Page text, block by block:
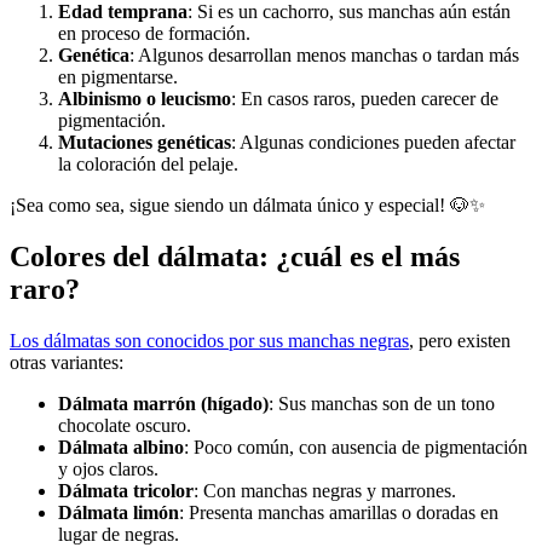
Edad temprana: Si es un cachorro, sus manchas aún están
en proceso de formación.
Genética: Algunos desarrollan menos manchas o tardan más
en pigmentarse.
Albinismo o leucismo: En casos raros, pueden carecer de
pigmentación.
Mutaciones genéticas: Algunas condiciones pueden afectar
la coloración del pelaje.
¡Sea como sea, sigue siendo un dálmata único y especial! 🐶✨
Colores del dálmata: ¿cuál es el más
raro?
Los dálmatas son conocidos por sus manchas negras, pero existen
otras variantes:
Dálmata marrón (hígado): Sus manchas son de un tono
chocolate oscuro.
Dálmata albino: Poco común, con ausencia de pigmentación
y ojos claros.
Dálmata tricolor: Con manchas negras y marrones.
Dálmata limón: Presenta manchas amarillas o doradas en
lugar de negras.